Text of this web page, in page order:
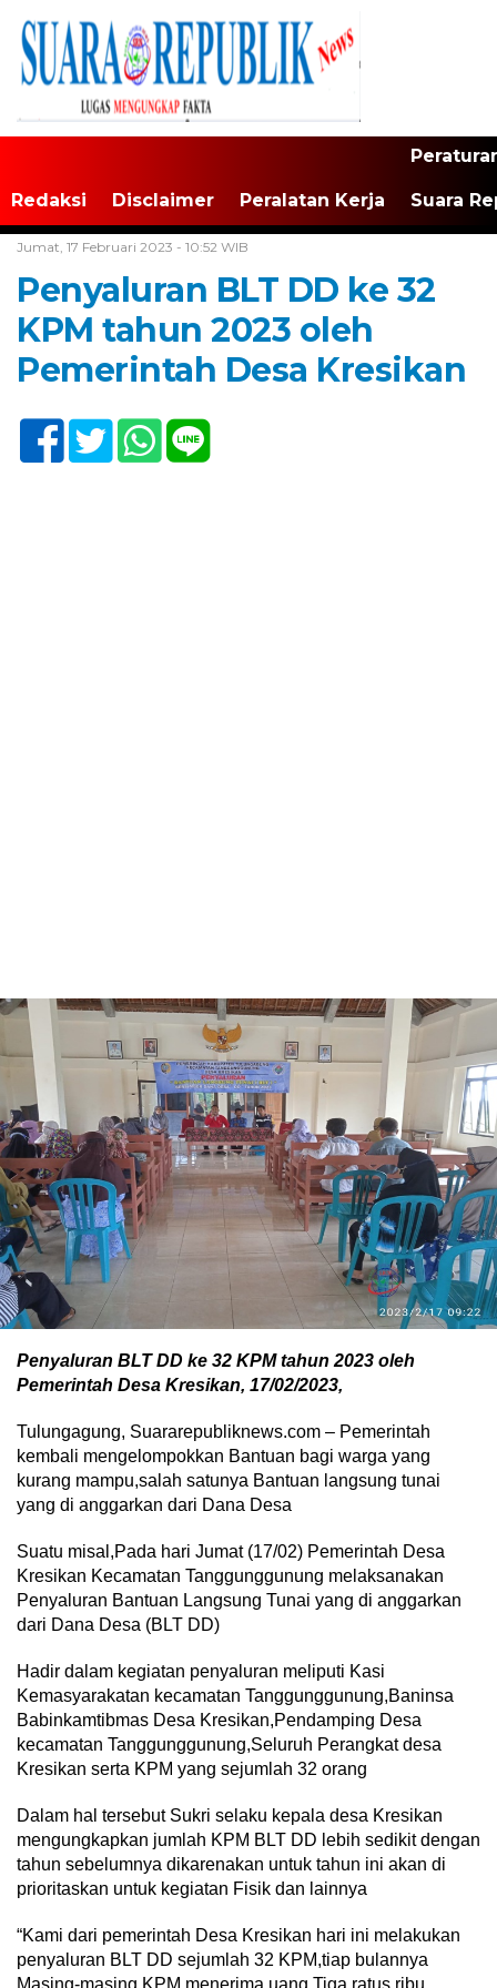
Redaksi Disclaimer Peralatan Kerja Suara
Jumat, 17 Februari 2023 - 10:52 WIB
Penyaluran BLT DD ke 32
KPM tahun 2023 oleh
Pemerintah Desa Kresikan
Penyaluran BLT DD ke 32 KPM tahun 2023 oleh
Pemerintah Desa Kresikan, 17/02/2023,
Tulungagung, Suararepubliknews.com – Pemerintah
kembali mengelompokkan Bantuan bagi warga yang
kurang mampu,salah satunya Bantuan langsung tunai
yang di anggarkan dari Dana Desa
Suatu misal,Pada hari Jumat (17/02) Pemerintah Desa
Kresikan Kecamatan Tanggunggunung melaksanakan
Penyaluran Bantuan Langsung Tunai yang di anggarkan
dari Dana Desa (BLT DD)
Hadir dalam kegiatan penyaluran meliputi Kasi
Kemasyarakatan kecamatan Tanggunggunung,Baninsa
Babinkamtibmas Desa Kresikan,Pendamping Desa
kecamatan Tanggunggunung,Seluruh Perangkat desa
Kresikan serta KPM yang sejumlah 32 orang
Dalam hal tersebut Sukri selaku kepala desa Kresikan
mengungkapkan jumlah KPM BLT DD lebih sedikit dengan
tahun sebelumnya dikarenakan untuk tahun ini akan di
prioritaskan untuk kegiatan Fisik dan lainnya
“Kami dari pemerintah Desa Kresikan hari ini melakukan
penyaluran BLT DD sejumlah 32 KPM,tiap bulannya